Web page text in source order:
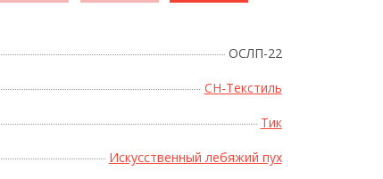
ОСЛП-22
СН-Текстиль
Тик
Искусственный лебяжий пух